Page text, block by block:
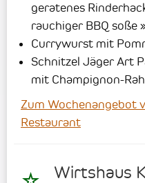
geratenes
rauchiger BBQ soße
Currywurst mit
Schnitzel Jäger Art
mit Champignon-
Zum Wochenangebot
Restaurant
Wirtshaus